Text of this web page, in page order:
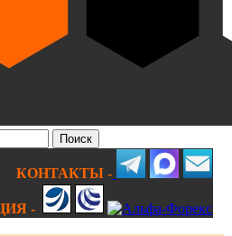
КОНТАКТЫ -
-